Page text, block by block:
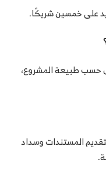
على خمسين شريكًا.
حسب طبيعة المشروع،
المستندات وسداد